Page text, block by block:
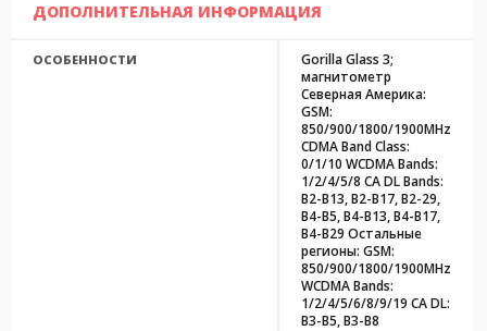
ДОПОЛНИТЕЛЬНАЯ ИНФОРМАЦИЯ
ОСОБЕННОСТИ
Gorilla Glass 3;
магнитометр
Северная Америка:
GSM:
850/900/1800/1900MHz
CDMA Band Class:
0/1/10 WCDMA Bands:
1/2/4/5/8 CA DL Bands:
B2-B13, B2-B17, B2-29,
B4-B5, B4-B13, B4-B17,
B4-B29 Остальные
регионы: GSM:
850/900/1800/1900MHz
WCDMA Bands:
1/2/4/5/6/8/9/19 CA DL:
B3-B5, B3-B8